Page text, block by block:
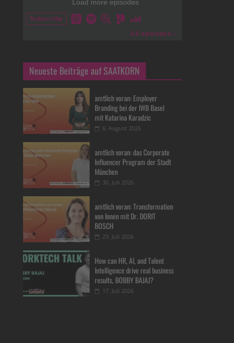
Neueste Beiträge auf SAATKORN
amtlich voran: Employer
Branding bei der IWB Basel
mit Katarina Karadzic
6. August 2026
amtlich voran: das Corporate
Influencer Program der Stadt
München
30. Juli 2026
amtlich voran: Transformation
von Innen mit Dr. DORIT
BOSCH
23. Juli 2026
How can HR, AI, and Talent
Intelligence drive real business
results, BOBBY BAJAJ?
17. Juli 2026